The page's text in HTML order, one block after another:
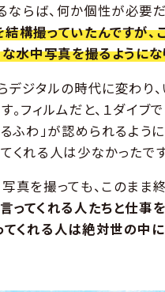
らば、何か個性が必要だ
構撮っていたんですが
な水中写真を撮るようにな
デジタルの時代に変わり
。フィルムだと、１ダイ
るふわ」が認められるよ
くれる人は少なかったで
真を撮っても、このまま
ってくれる人たちと仕事
くれる人は絶対世の中